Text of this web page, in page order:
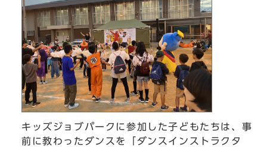
キッズジョブパークに参加した子どもたちは、事
前に教わったダンスを「ダンスインストラクタ